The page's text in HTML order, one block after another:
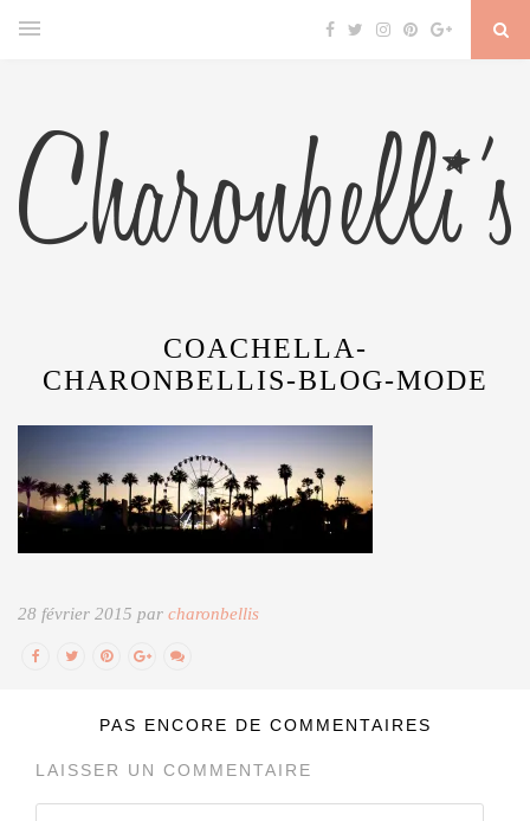
COACHELLA-
CHARONBELLIS-BLOG-MODE
28 février 2015 par charonbellis
PAS ENCORE DE COMMENTAIRES
LAISSER UN COMMENTAIRE